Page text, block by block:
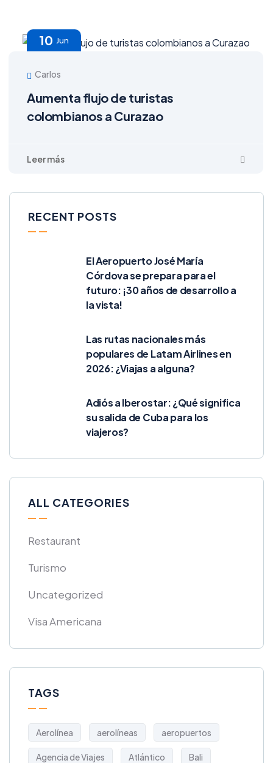
10 Jun
Carlos
Aumenta flujo de turistas
colombianos a Curazao
RECENT POSTS
El Aeropuerto José María
Córdova se prepara para el
futuro: ¡30 años de desarrollo a
la vista!
Las rutas nacionales más
populares de Latam Airlines en
2026: ¿Viajas a alguna?
Adiós a Iberostar: ¿Qué significa
su salida de Cuba para los
viajeros?
ALL CATEGORIES
Restaurant
Turismo
Uncategorized
Visa Americana
TAGS
Aerolínea aerolíneas aeropuertos
Agencia de Viajes Atlántico Bali